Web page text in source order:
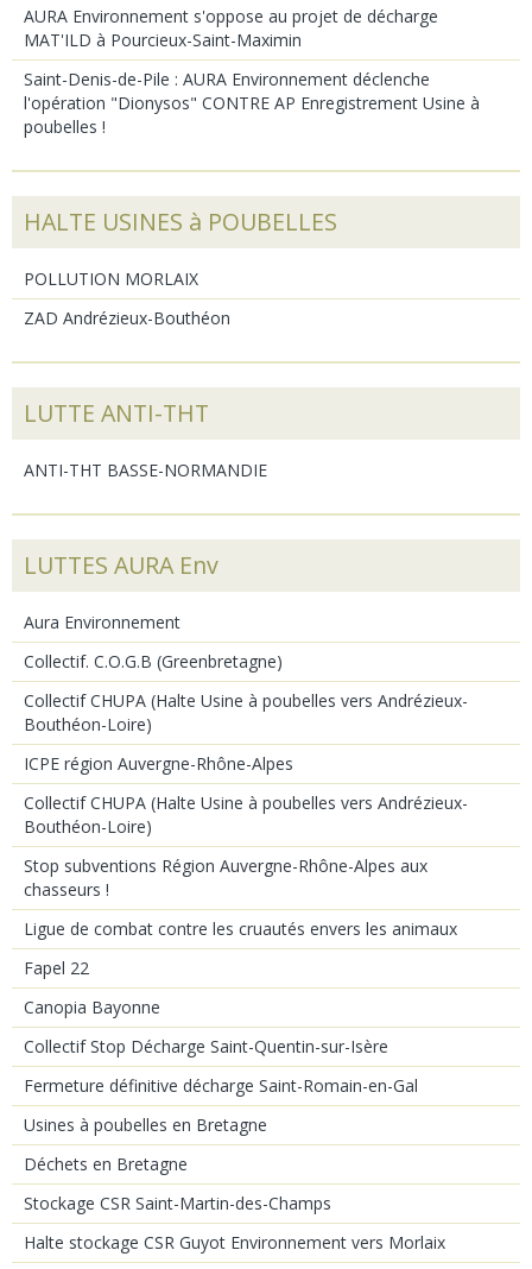
AURA Environnement s'oppose au projet de décharge
MAT'ILD à Pourcieux-Saint-Maximin
Saint-Denis-de-Pile : AURA Environnement déclenche
l'opération "Dionysos" CONTRE AP Enregistrement Usine à
poubelles !
HALTE USINES à POUBELLES
POLLUTION MORLAIX
ZAD Andrézieux-Bouthéon
LUTTE ANTI-THT
ANTI-THT BASSE-NORMANDIE
LUTTES AURA Env
Aura Environnement
Collectif. C.O.G.B (Greenbretagne)
Collectif CHUPA (Halte Usine à poubelles vers Andrézieux-
Bouthéon-Loire)
ICPE région Auvergne-Rhône-Alpes
Collectif CHUPA (Halte Usine à poubelles vers Andrézieux-
Bouthéon-Loire)
Stop subventions Région Auvergne-Rhône-Alpes aux
chasseurs !
Ligue de combat contre les cruautés envers les animaux
Fapel 22
Canopia Bayonne
Collectif Stop Décharge Saint-Quentin-sur-Isère
Fermeture définitive décharge Saint-Romain-en-Gal
Usines à poubelles en Bretagne
Déchets en Bretagne
Stockage CSR Saint-Martin-des-Champs
Halte stockage CSR Guyot Environnement vers Morlaix